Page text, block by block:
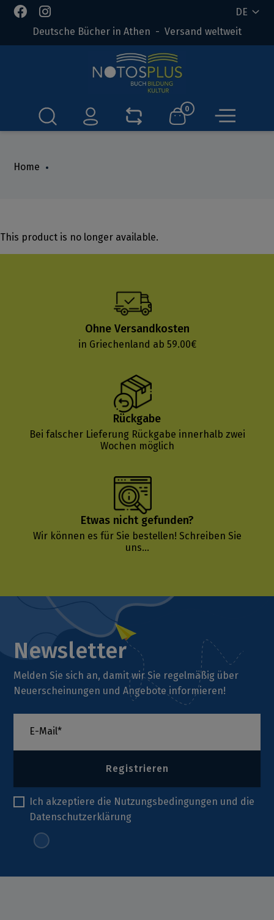
DE
Deutsche Bücher in Athen - Versand weltweit
0
Home
This product is no longer available.
Ohne Versandkosten
in Griechenland ab 59.00€
Rückgabe
Bei falscher Lieferung Rückgabe innerhalb zwei
Wochen möglich
Etwas nicht gefunden?
Wir können es für Sie bestellen! Schreiben Sie
uns...
Newsletter
Melden Sie sich an, damit wir Sie regelmäßig über
Neuerscheinungen und Angebote informieren!
Registrieren
Ich akzeptiere die Nutzungsbedingungen und die
Datenschutzerklärung